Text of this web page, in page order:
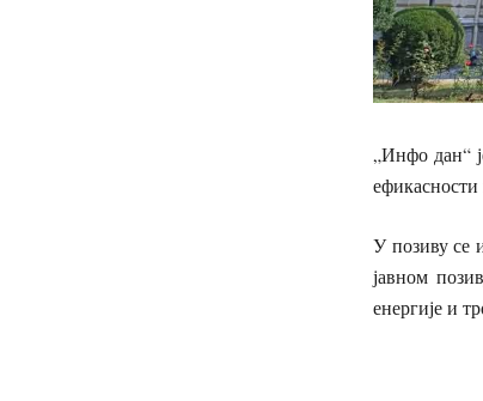
„Инфо дан“
У позиву се
јавном
енергије и